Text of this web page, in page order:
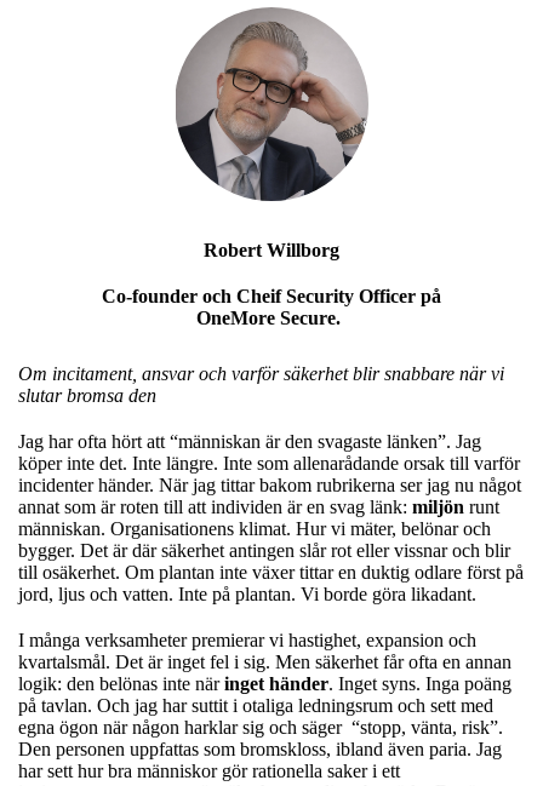
Robert Willborg
Co-founder och Cheif Security Officer på
OneMore Secure.
Om incitament, ansvar och varför säkerhet blir snabbare när vi
slutar bromsa den
Jag har ofta hört att “människan är den svagaste länken”. Jag
köper inte det. Inte längre. Inte som allenarådande orsak till varför
incidenter händer. När jag tittar bakom rubrikerna ser jag nu något
annat som är roten till att individen är en svag länk: miljön runt
människan. Organisationens klimat. Hur vi mäter, belönar och
bygger. Det är där säkerhet antingen slår rot eller vissnar och blir
till osäkerhet. Om plantan inte växer tittar en duktig odlare först på
jord, ljus och vatten. Inte på plantan. Vi borde göra likadant.
I många verksamheter premierar vi hastighet, expansion och
kvartalsmål. Det är inget fel i sig. Men säkerhet får ofta en annan
logik: den belönas inte näringet händer. Inget syns. Inga poäng
på tavlan. Och jag har suttit i otaliga ledningsrum och sett med
egna ögon när någon harklar sig och säger “stopp, vänta, risk”.
Den personen uppfattas som bromskloss, ibland även paria. Jag
har sett hur bra människor gör rationella saker i ett